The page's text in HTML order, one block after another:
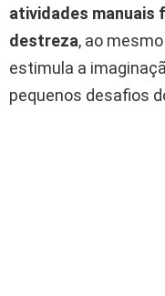
atividades manuais
destreza, ao
estimula a
pequenos desafios